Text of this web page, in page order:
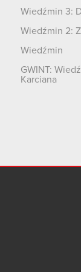
Wiedźmin 3:
Wiedźmin 2:
Wiedźmin
GWINT:
Karciana